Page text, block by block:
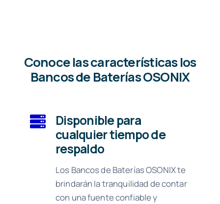
Conoce las características los
Bancos de Baterías OSONIX
Disponible para
cualquier tiempo de
respaldo
Los Bancos de Baterías OSONIX te
brindarán la tranquilidad de contar
con una fuente confiable y